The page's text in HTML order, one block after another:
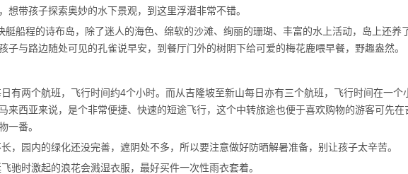
想带孩子探索奥妙的水下景观，到这里浮潜非常不错。
艇船程的诗布岛，除了迷人的海色、绵软的沙滩、绚丽的珊瑚、丰富的水上活动，岛上还养
子与路边随处可见的孔雀说早安，到餐厅门外的树阴下给可爱的梅花鹿喂早餐，野趣盎然。
有两个航班，飞行时间约4个小时。而从吉隆坡至新山每日亦有三个航班，飞行时间在一个
来西亚来说，是个非常便捷、快速的短途飞行，这个中转旅途也便于喜欢购物的游客可先在
一番。
，园内的绿化还没完善，遮阴处不多，所以要注意做好防晒解暑准备，别让孩子太辛苦。
驰时激起的浪花会溅湿衣服，最好买件一次性雨衣套着。